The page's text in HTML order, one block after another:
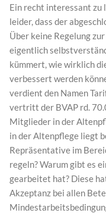
Ein recht interessant zu
leider, dass der
Über keine Regelung
eigentlich
kümmert, wie wirklich
verbessert werden
verdient den Namen
vertritt der BVAP rd.
Mitglieder in der
in der Altenpflege liegt
Repräsentative im
regeln? Warum gibt es
gearbeitet hat? Diese
Akzeptanz bei allen